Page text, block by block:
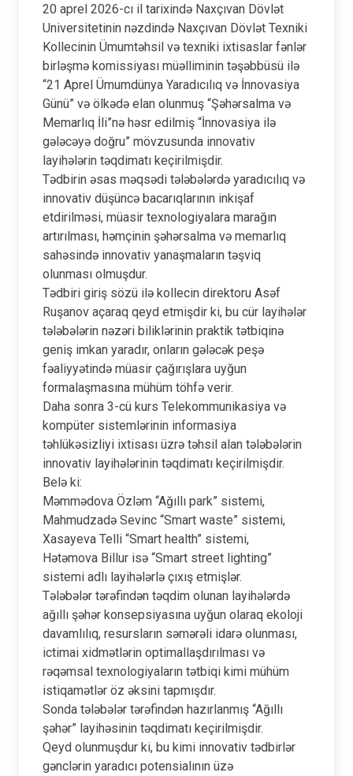
20 aprel 2026-cı il tarixində Naxçıvan Dövlət
Universitetinin nəzdində Naxçıvan Dövlət Texniki
Kollecinin Ümumtəhsil və texniki ixtisaslar fənlər
birləşmə komissiyası müəlliminin təşəbbüsü ilə
“21 Aprel Ümumdünya Yaradıcılıq və İnnovasiya
Günü” və ölkədə elan olunmuş “Şəhərsalma və
Memarlıq İli”nə həsr edilmiş “İnnovasiya ilə
gələcəyə doğru” mövzusunda innovativ
layihələrin təqdimatı keçirilmişdir.
Tədbirin əsas məqsədi tələbələrdə yaradıcılıq və
innovativ düşüncə bacarıqlarının inkişaf
etdirilməsi, müasir texnologiyalara marağın
artırılması, həmçinin şəhərsalma və memarlıq
sahəsində innovativ yanaşmaların təşviq
olunması olmuşdur.
Tədbiri giriş sözü ilə kollecin direktoru Asəf
Ruşanov açaraq qeyd etmişdir ki, bu cür layihələr
tələbələrin nəzəri biliklərinin praktik tətbiqinə
geniş imkan yaradır, onların gələcək peşə
fəaliyyətində müasir çağırışlara uyğun
formalaşmasına mühüm töhfə verir.
Daha sonra 3-cü kurs Telekommunikasiya və
kompüter sistemlərinin informasiya
təhlükəsizliyi ixtisası üzrə təhsil alan tələbələrin
innovativ layihələrinin təqdimatı keçirilmişdir.
Belə ki:
Məmmədova Özləm “Ağıllı park” sistemi,
Mahmudzadə Sevinc “Smart waste” sistemi,
Xasayeva Telli “Smart health” sistemi,
Hətəmova Billur isə “Smart street lighting”
sistemi adlı layihələrlə çıxış etmişlər.
Tələbələr tərəfindən təqdim olunan layihələrdə
ağıllı şəhər konsepsiyasına uyğun olaraq ekoloji
davamlılıq, resursların səmərəli idarə olunması,
ictimai xidmətlərin optimallaşdırılması və
rəqəmsal texnologiyaların tətbiqi kimi mühüm
istiqamətlər öz əksini tapmışdır.
Sonda tələbələr tərəfindən hazırlanmış “Ağıllı
şəhər” layihəsinin təqdimatı keçirilmişdir.
Qeyd olunmuşdur ki, bu kimi innovativ tədbirlər
gənclərin yaradıcı potensialının üzə